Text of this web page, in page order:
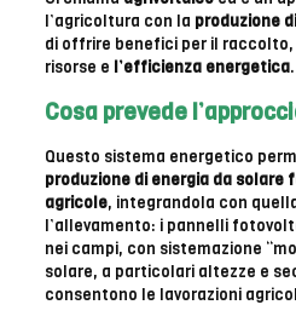
l’agricoltura con la produzione
di offrire benefici per il
risorse e l’efficienza energetica.
Cosa prevede
Questo sistema energetico
produzione di energia da
agricole, integrandola con
l’allevamento: i pannelli
nei campi, con sistemazione
solare, a particolari altezze e
consentono le lavorazioni